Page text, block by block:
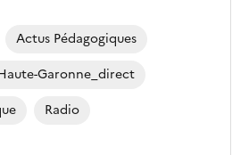
Actus Pédagogiques
Garonne_direct
Radio